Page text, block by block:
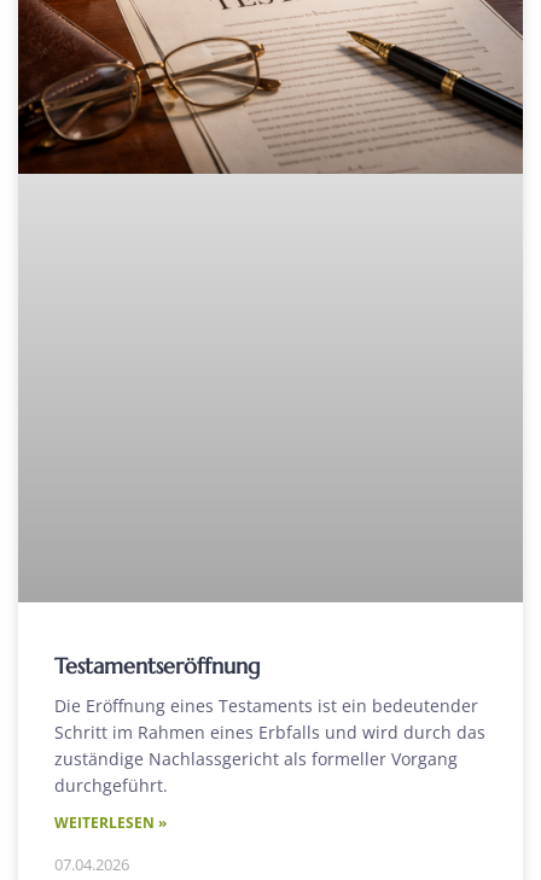
Testamentseröffnung
Die Eröffnung eines Testaments ist ein bedeutender
Schritt im Rahmen eines Erbfalls und wird durch das
zuständige Nachlassgericht als formeller Vorgang
durchgeführt.
WEITERLESEN »
07.04.2026